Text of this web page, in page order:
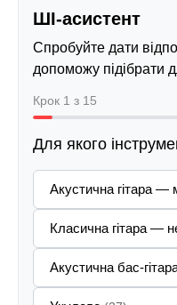
ШІ-асистент
Спробуйте дати
допоможу підібрати
Крок 1 з 15
Для якого
Акустична гітара —
Класична гітара —
Акустична бас-